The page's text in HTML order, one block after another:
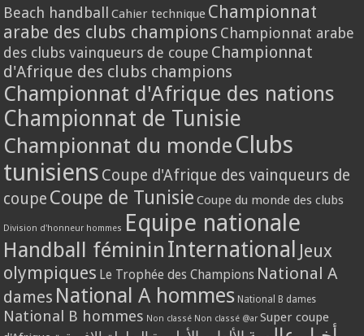
Beach handball Cahier technique Championnat
arabe des clubs champions Championnat arabe
des clubs vainqueurs de coupe Championnat
d'Afrique des clubs champions
Championnat d'Afrique des nations
Championnat de Tunisie
Championnat du monde Clubs
tunisiens Coupe d'Afrique des vainqueurs de
coupe Coupe de Tunisie Coupe du monde des clubs
Division d'honneur hommes Equipe nationale
Handball féminin International Jeux
olympiques Le Trophée des Champions National A
dames National A hommes National B dames
National B hommes Non classé Non classé @ar Super coupe